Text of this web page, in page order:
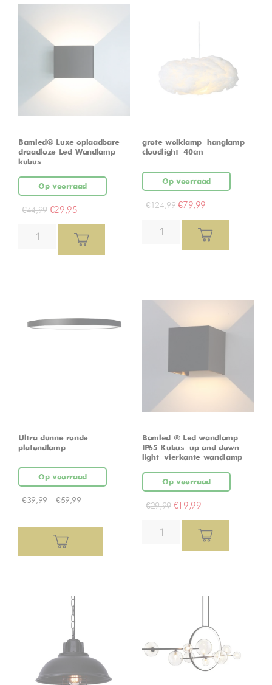
Bamled® Luxe oplaadbare
draadloze Led Wandlamp
kubus
Op voorraad
€44,99 €29,95
grote wolklamp – hanglamp –
cloudlight – 40cm
Op voorraad
€124,99 €79,99
Ultra dunne ronde
plafondlamp
Op voorraad
€39,99 –€59,99
Bamled ® Led wandlamp
IP65 Kubus – up and down
light – vierkante wandlamp
Op voorraad
€29,99 €19,99